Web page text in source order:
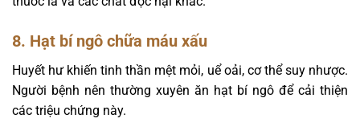
8. Hạt bí ngô chữa máu xấu
Huyết hư khiến tinh thần mệt mỏi, uể oải, cơ thể suy nhược.
Người bệnh nên thường xuyên ăn hạt bí ngô để cải thiện
các triệu chứng này.